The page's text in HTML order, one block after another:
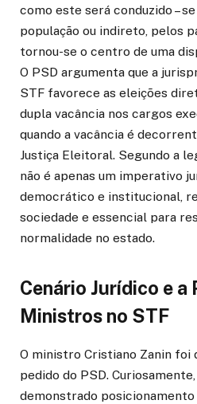
como este será conduzido –
população ou indireto, pelos
tornou-se o centro de uma
O PSD argumenta que a
STF favorece as eleições
dupla vacância nos cargos
quando a vacância é
Justiça Eleitoral. Segundo a
não é apenas um imperativo
democrático e institucional,
sociedade e essencial para
normalidade no estado.
Cenário Jurídico e a
Ministros no STF
O ministro Cristiano Zanin foi
pedido do PSD.
demonstrado